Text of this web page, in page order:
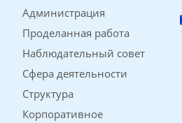
Администрация
Проделанная работа
Наблюдательный совет
Сфера деятельности
Структура
Корпоративное